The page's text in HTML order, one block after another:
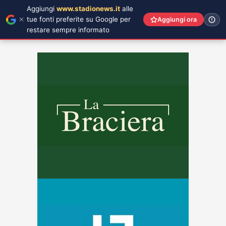
Aggiungi www.stadionews.it alle
tue fonti preferite su Google per
restare sempre informato
Aggiungi ora